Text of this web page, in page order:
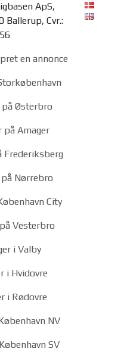
ApS,
Ballerup, Cvr.:
en annonce
på Østerbro
på Amager
Frederiksberg
Nørrebro
City
Vesterbro
i Valby
i Hvidovre
i Rødovre
NV
SV